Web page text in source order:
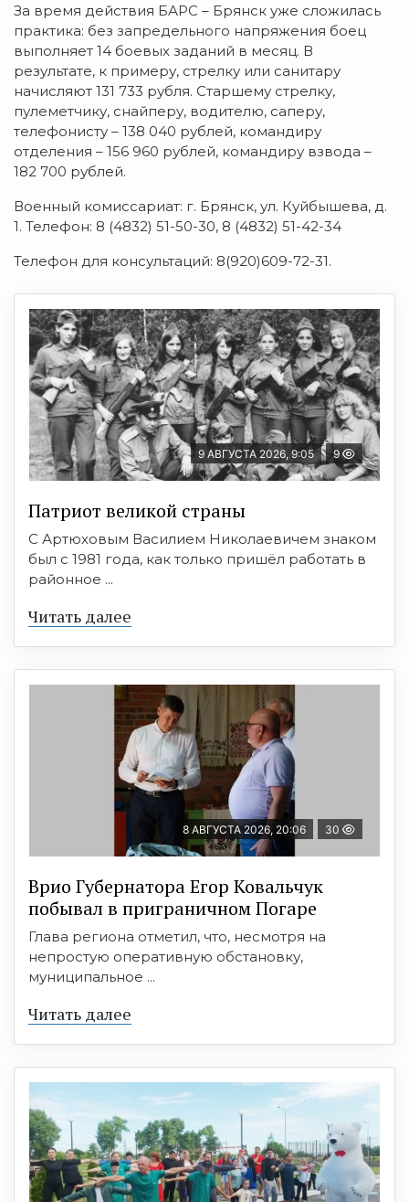
За время действия БАРС – Брянск уже сложилась
практика: без запредельного напряжения боец
выполняет 14 боевых заданий в месяц. В
результате, к примеру, стрелку или санитару
начисляют 131 733 рубля. Старшему стрелку,
пулеметчику, снайперу, водителю, саперу,
телефонисту – 138 040 рублей, командиру
отделения – 156 960 рублей, командиру взвода –
182 700 рублей.
Военный комиссариат: г. Брянск, ул. Куйбышева, д.
1. Телефон: 8 (4832) 51-50-30, 8 (4832) 51-42-34
Телефон для консультаций: 8(920)609-72-31.
9 АВГУСТА 2026, 9:05 9
Патриот великой страны
С Артюховым Василием Николаевичем знаком
был с 1981 года, как только пришёл работать в
районное ...
Читать далее
8 АВГУСТА 2026, 20:06 30
Врио Губернатора Егор Ковальчук
побывал в приграничном Погаре
Глава региона отметил, что, несмотря на
непростую оперативную обстановку,
муниципальное ...
Читать далее